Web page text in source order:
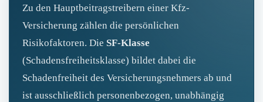
Zu den Hauptbeitragstreibern einer Kfz-
Versicherung zählen die persönlichen
Risikofaktoren. Die SF-Klasse
(Schadensfreiheitsklasse) bildet dabei die
Schadenfreiheit des Versicherungsnehmers ab und
ist ausschließlich personenbezogen, unabhängig